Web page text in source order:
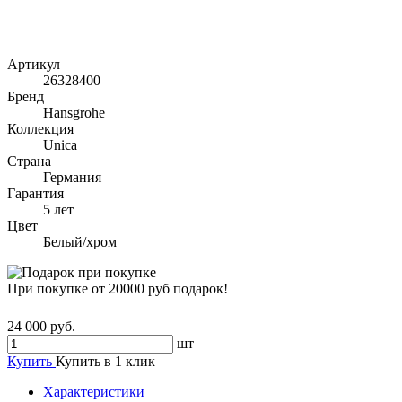
Артикул
26328400
Бренд
Hansgrohe
Коллекция
Unica
Страна
Германия
Гарантия
5 лет
Цвет
Белый/хром
При покупке от 20000 руб подарок!
24 000 руб.
шт
Купить Купить в 1 клик
Характеристики